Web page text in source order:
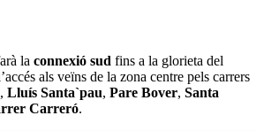
la connexió sud fins a la glorieta del
als veïns de la zona centre pels carrers
Lluís Santa`pau, Pare Bover, Santa
Carreró.